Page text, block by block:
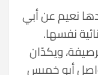
نعيم عن أبي
نفسها.
ويكدّان
أبو خميس